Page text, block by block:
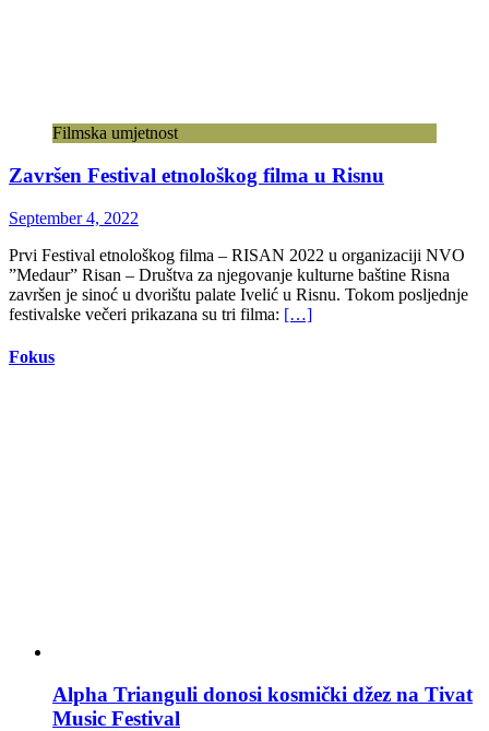
Filmska umjetnost
Završen Festival etnološkog filma u Risnu
September 4, 2022
Prvi Festival etnološkog filma – RISAN 2022 u organizaciji NVO
”Medaur” Risan – Društva za njegovanje kulturne baštine Risna
završen je sinoć u dvorištu palate Ivelić u Risnu. Tokom posljednje
festivalske večeri prikazana su tri filma: […]
Fokus
Alpha Trianguli donosi kosmički džez na Tivat
Music Festival